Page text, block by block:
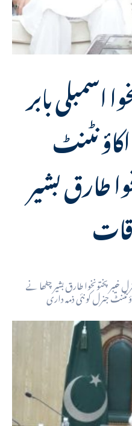
اسمبلی بابر
طارق بشیر
خیبرپختونخوا طارق بشیر چٹھا نے
جنرل کو نئی ذمہ داری